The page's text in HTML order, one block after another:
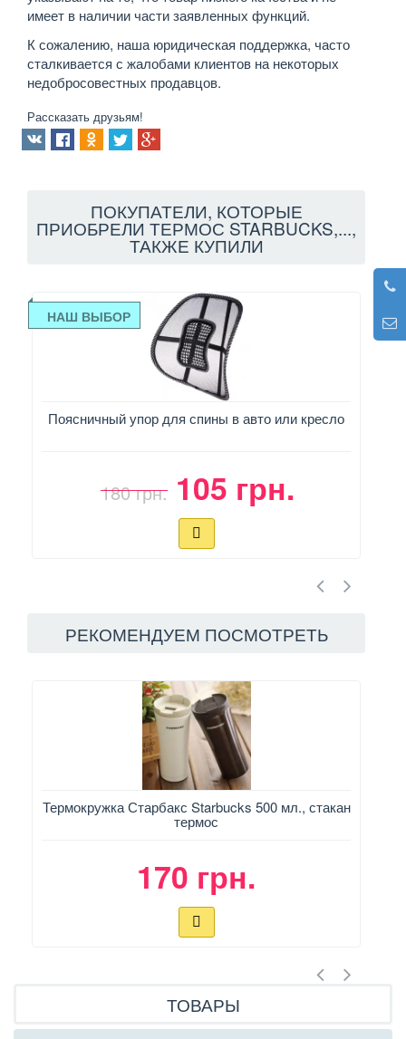
имеет в наличии части заявленных функций.
К сожалению, наша юридическая поддержка, часто
сталкивается с жалобами клиентов на некоторых
недобросовестных продавцов.
Рассказать друзьям!
ПОКУПАТЕЛИ, КОТОРЫЕ
ПРИОБРЕЛИ ТЕРМОС STARBUCKS,...,
ТАКЖЕ КУПИЛИ
НАШ ВЫБОР
Поясничный упор для спины в авто или кресло
180 грн. 105 грн.
РЕКОМЕНДУЕМ ПОСМОТРЕТЬ
Термокружка Старбакс Starbucks 500 мл., стакан
термос
170 грн.
ТОВАРЫ